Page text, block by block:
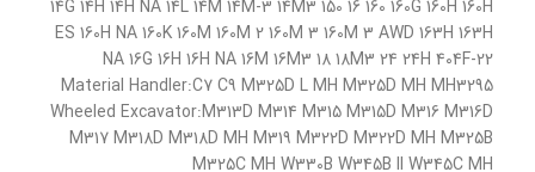
14G 14H 14H NA 14L 14M 14M-3 14M3 150 16 160 160G 160H 160H
ES 160H NA 160K 160M 160M 2 160M 3 160M 3 AWD 163H 163H
NA 16G 16H 16H NA 16M 16M3 18 18M3 24 24H 404F-22
Material Handler:C7 C9 M325D L MH M325D MH MH3295
Wheeled Excavator:M313D M314 M315 M315D M316 M316D
M317 M318D M318D MH M319 M322D M322D MH M325B
M325C MH W330B W345B II W345C MH